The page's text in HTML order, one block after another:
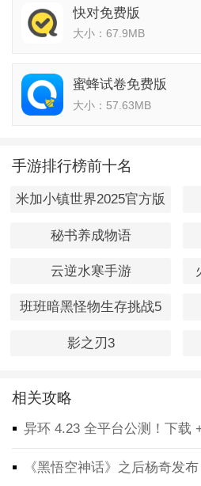
快对免费版
大小：67.9MB
蜜蜂试卷免费版
大小：57.63MB
手游排行榜前十名
米加小镇世界2025官方版
秘书养成物语
云逆水寒手游
班班暗黑怪物生存挑战5
影之刃3
相关攻略
异环 4.23 全平台公测！下载
《黑悟空神话》之后杨奇发